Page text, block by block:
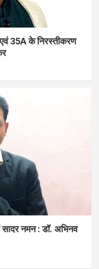
35A के निरस्तीकरण
सादर नमन : डॉ. अभिनव